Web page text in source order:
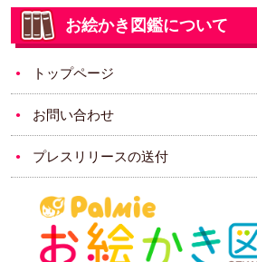
お絵かき図鑑について
トップページ
お問い合わせ
プレスリリースの送付